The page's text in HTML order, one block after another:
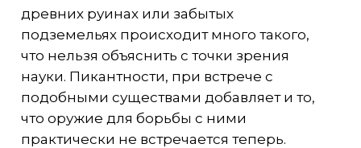
древних руинах или забытых
подземельях происходит много такого,
что нельзя объяснить с точки зрения
науки. Пикантности, при встрече с
подобными существами добавляет и то,
что оружие для борьбы с ними
практически не встречается теперь.